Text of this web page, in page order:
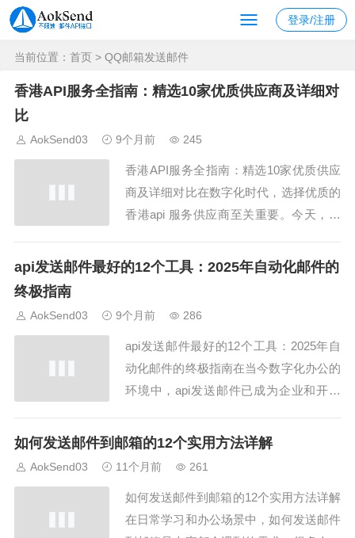
登录/注册
当前位置： 首页 > QQ邮箱发送邮件
香港API服务全指南：精选10家优质供应商及详细对
比
AokSend03 9个月前 245
香港API服务全指南：精选10家优质供应
商及详细对比在数字化时代，选择优质的
香港api 服务供应商至关重要。今天，我
并结合 AokSend 的服务优势，为开发者
香港作为亚太科技枢...
api发送邮件最好的12个工具：2025年自动化邮件的
终极指南
AokSend03 9个月前 286
api发送邮件最好的12个工具：2025年自
动化邮件的终极指南在当今数字化办公的
环境中，api发送邮件已成为企业和开发
自动化通知、客户营销、订单确认等功
并结合AokSend的专业方案...
如何发送邮件到邮箱的12个实用方法详解
AokSend03 11个月前 261
如何发送邮件到邮箱的12个实用方法详解
在日常学习和办公场景中，如何发送邮件